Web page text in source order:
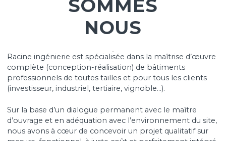
QUI
SOMMES
NOUS
Racine ingénierie est spécialisée dans la maîtrise
professionnels de toutes tailles et pour tous les
(investisseur, industriel, tertiaire, vignoble…).